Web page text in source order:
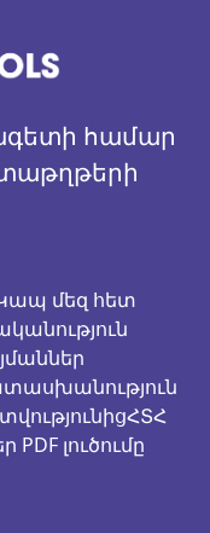
համար
մեզ հետ
ՀՏՀ
PDF լուծումը